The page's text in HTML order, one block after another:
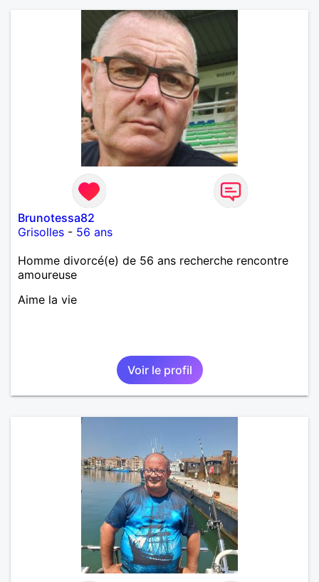
Brunotessa82
Grisolles - 56 ans
Homme divorcé(e) de 56 ans recherche rencontre
amoureuse
Aime la vie
Voir le profil